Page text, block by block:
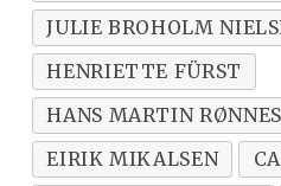
JULIE BROHOLM
HENRIETTE FÜRST
HANS MARTIN
EIRIK MIKALSEN